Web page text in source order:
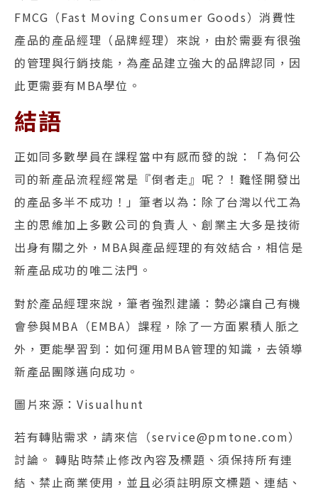
FMCG（Fast Moving Consumer Goods）消費性
產品的產品經理（品牌經理）來說，由於需要有很強
的管理與行銷技能，為產品建立強大的品牌認同，因
此更需要有MBA學位。
結語
正如同多數學員在課程當中有感而發的說：「為何公
司的新產品流程經常是『倒者走』呢？！難怪開發出
的產品多半不成功！」筆者以為：除了台灣以代工為
主的思維加上多數公司的負責人、創業主大多是技術
出身有關之外，MBA與產品經理的有效結合，相信是
新產品成功的唯二法門。
對於產品經理來說，筆者強烈建議：勢必讓自己有機
會參與MBA（EMBA）課程，除了一方面累積人脈之
外，更能學習到：如何運用MBA管理的知識，去領導
新產品團隊邁向成功。
圖片來源：Visualhunt
若有轉貼需求，請來信（service@pmtone.com）
討論。 轉貼時禁止修改內容及標題、須保持所有連
結、禁止商業使用，並且必須註明原文標題、連結、